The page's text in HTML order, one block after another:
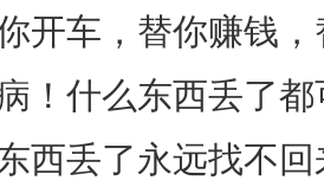
开车，替你赚钱
！什么东西丢了
西丢了永远找不